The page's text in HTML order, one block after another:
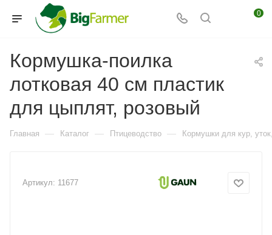
0
Кормушка-поилка
лотковая 40 см пластик
для цыплят, розовый
Главная — Каталог — Птицеводство — Кормушки для кур,
Артикул: 11677